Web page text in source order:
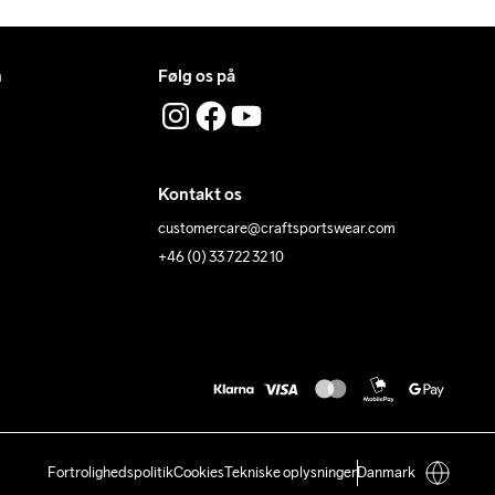
Følg os på
Kontakt os
customercare@craftsportswear.com
+46 (0) 33 722 32 10
FortrolighedspolitikCookiesTekniske oplysningerDanmark